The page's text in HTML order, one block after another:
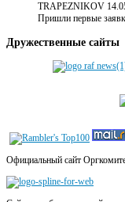
TRAPEZNIKOV
Пришли первые
Дружественные сайты
Официальный сайт